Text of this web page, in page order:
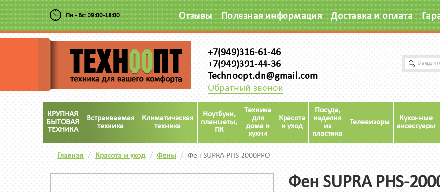
Пн - Вс: 09:00-18:00 Отзывы Полезная информация Доставка и оплата
+7(949)316-61-46
+7(949)391-44-36
Technoopt.dn@gmail.com
Обратный звонок
КРУПНАЯ
БЫТОВАЯ
ТЕХНИКА
Встраиваемая
техника
Климатическая
техника
Ноутбуки,
планшеты,
ПК
Техника
для
дома и
кухни
Красота
и уход
Посуда,
изделия
из
пластика
Телевизоры
Кухонные
аксессуары
Главная Красота и уход Фены Фен SUPRA PHS-2000PRO
Фен SUPRA PHS-